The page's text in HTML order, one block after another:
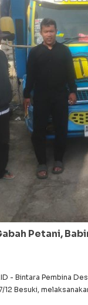
Petani,
- Bintara Pembina
Besuki,